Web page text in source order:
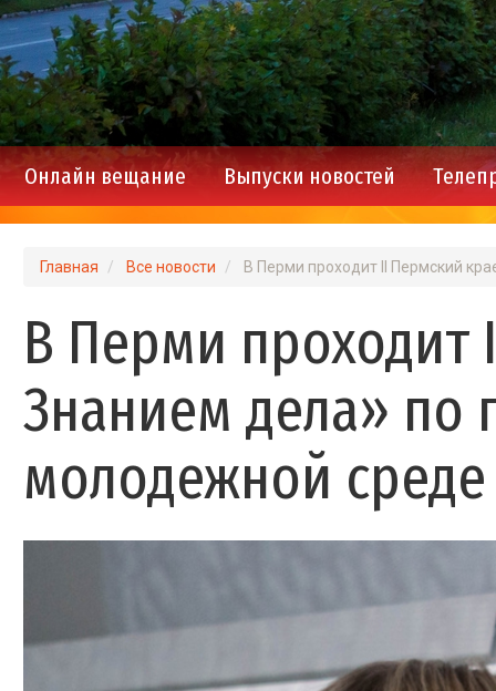
Main
navigation
Онлайн вещание Выпуски новостей
Главная Все новости В Перми проходит II Пермский
В Перми
Знанием дела» по
молодежной среде